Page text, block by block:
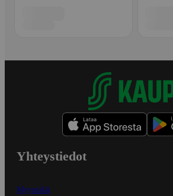
Yhteystiedot
Myymälät